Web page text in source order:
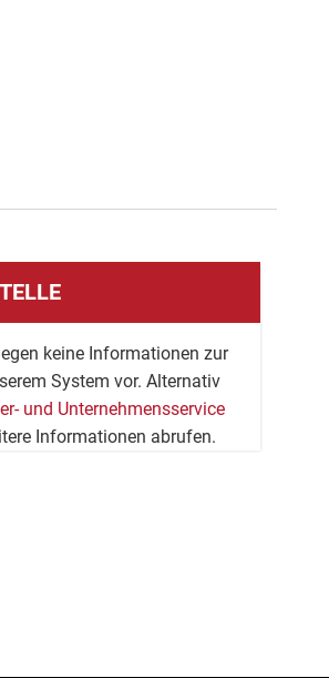
keine Informationen zur
System vor. Alternativ
und Unternehmensservice
Informationen abrufen.